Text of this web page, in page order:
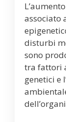
associato
disturbi
sono
tra fattori
genetici e